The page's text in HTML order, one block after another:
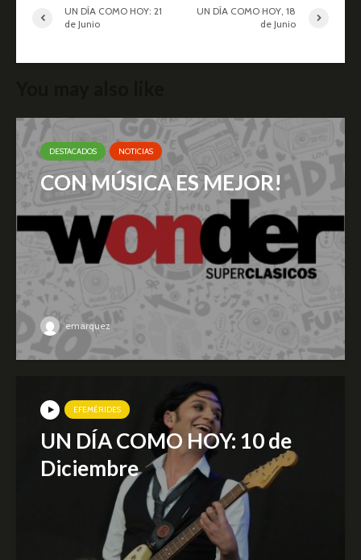
UN DÍA COMO HOY: 21
de Junio
UN DÍA COMO HOY, 18
de Junio
DESTACADOS NOTICIAS
CON MÚSICA ES MEJOR!
emarquez
EFEMÉRIDES
UN DÍA COMO HOY: 10 de
Diciembre